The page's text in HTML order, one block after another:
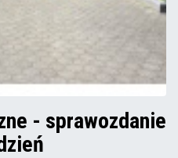
- sprawozdanie